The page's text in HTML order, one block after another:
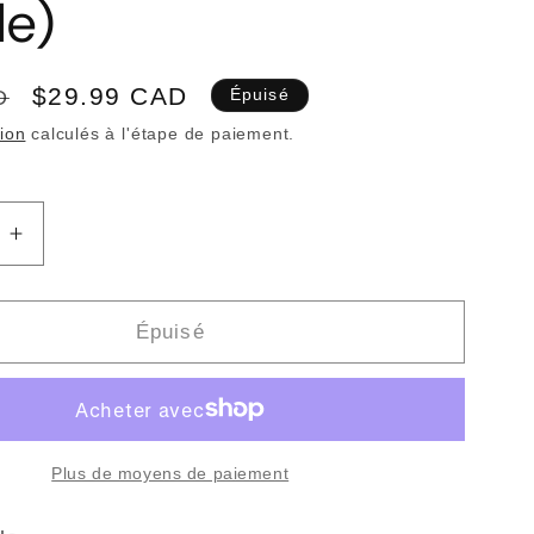
Prix
promotionnel
$29.99 CAD Épuisé
calculés à l'étape de paiement.
Augmenter
la
quantité
CHARLIE
&amp;
DIZZY
GILLESPIE
Épuisé
Plus de moyens de paiement